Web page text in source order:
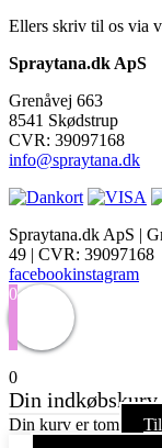
Ellers skriv til os via
Spraytana.dk ApS
Grenåvej 663
8541 Skødstrup
CVR: 39097168
info@spraytana.dk
Spraytana.dk ApS |
49 | CVR: 39097168
facebookinstagram
0
0
Din indkøbskurv
Din kurv er tom